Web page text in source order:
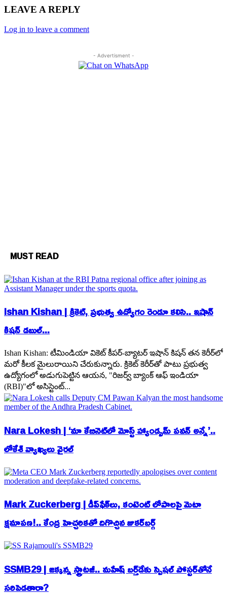
LEAVE A REPLY
Log in to leave a comment
- Advertisment -
MUST READ
Ishan Kishan | క్రికెట్, ప్రభుత్వ ఉద్యోగం రెండూ కలిసి.. ఇషాన్
కిషన్ డబుల్...
Ishan Kishan: టీమిండియా వికెట్ కీపర్-బ్యాటర్ ఇషాన్ కిషన్ తన కెరీర్‌లో
మరో కీలక మైలురాయిని చేరుకున్నారు. క్రికెట్ కెరీర్‌తో పాటు ప్రభుత్వ
ఉద్యోగంలో అడుగుపెట్టిన ఆయన, "రిజర్వ్ బ్యాంక్ ఆఫ్ ఇండియా
(RBI)"లో అసిస్టెంట్...
Nara Lokesh | ‘మా కేబినెట్‌లో మోస్ట్ హ్యాండ్సమ్ పవన్ అన్నే’..
లోకేశ్ వ్యాఖ్యలు వైరల్
Mark Zuckerberg | డీప్‌ఫేక్‌లు, కంటెంట్ లోపాలపై మెటా
క్షమాపణ!.. కేంద్ర హెచ్చరికతో దిగొచ్చిన జుకర్‌బర్గ్
SSMB29 | జక్కన్న స్ట్రాటజీ.. మహేష్ బర్త్‌డేకు స్పెషల్ పోస్టర్‌తోనే
సరిపెడతారా?